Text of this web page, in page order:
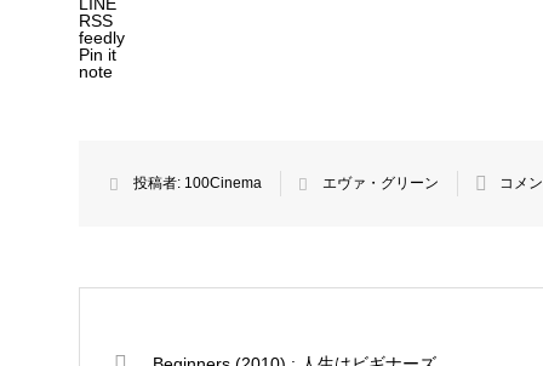
LINE
RSS
feedly
Pin it
note
投稿者: 100Cinema エヴァ・グリーン コメ